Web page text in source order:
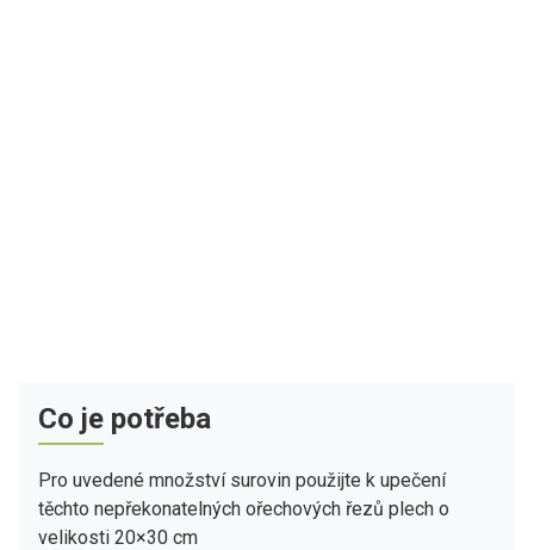
Co je potřeba
Pro uvedené množství surovin použijte k upečení
těchto nepřekonatelných ořechových řezů plech o
velikosti 20×30 cm